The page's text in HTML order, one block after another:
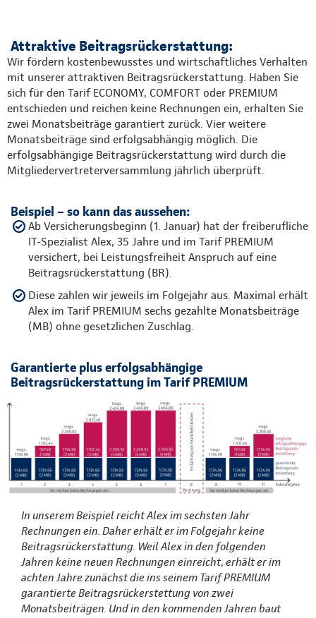
Attraktive Beitragsrückerstattung:
Wir fördern kostenbewusstes und wirtschaftliches Verhalten
mit unserer attraktiven Beitragsrückerstattung. Haben Sie
sich für den Tarif ECONOMY, COMFORT oder PREMIUM
entschieden und reichen keine Rechnungen ein, erhalten Sie
zwei Monatsbeiträge garantiert zurück. Vier weitere
Monatsbeiträge sind erfolgsabhängig möglich. Die
erfolgsabhängige Beitragsrückerstattung wird durch die
Mitgliedervertreterversammlung jährlich überprüft.
Beispiel – so kann das aussehen:
Ab Versicherungsbeginn (1. Januar) hat der freiberufliche
IT-Spezialist Alex, 35 Jahre und im Tarif PREMIUM
versichert, bei Leistungsfreiheit Anspruch auf eine
Beitragsrückerstattung (BR).
Diese zahlen wir jeweils im Folgejahr aus. Maximal erhält
Alex im Tarif PREMIUM sechs gezahlte Monatsbeiträge
(MB) ohne gesetzlichen Zuschlag.
Garantierte plus erfolgsabhängige
Beitragsrückerstattung im Tarif PREMIUM
In unserem Beispiel reicht Alex im sechsten Jahr
Rechnungen ein. Daher erhält er im Folgejahr keine
Beitragsrückerstattung. Weil Alex in den folgenden
Jahren keine neuen Rechnungen einreicht, erhält er im
achten Jahre zunächst die ins seinem Tarif PREMIUM
garantierte Beitragsrückerstettung von zwei
Monatsbeiträgen. Und in den kommenden Jahren baut